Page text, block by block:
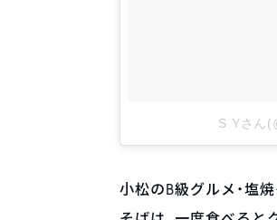
S Yさん
小松のB級グルメ・塩